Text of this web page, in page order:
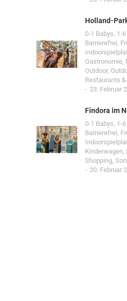
Holland-
0-1 Babys, 1-
Barrierefrei,
Gastronomie,
Outdoor,
Restaurants
23. Februar
Findora im
0-1 Babys, 1-
Barrierefrei,
Kinderwagen,
Shopping,
20. Februar